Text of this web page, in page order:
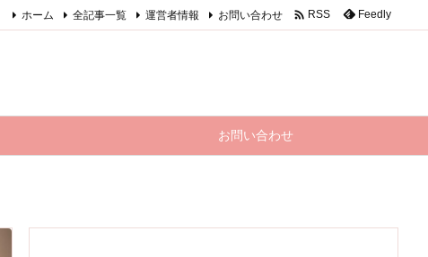
お問い合わせ
ホーム 全記事一覧 運営者情報 お問い合わせ  RSS Feedly